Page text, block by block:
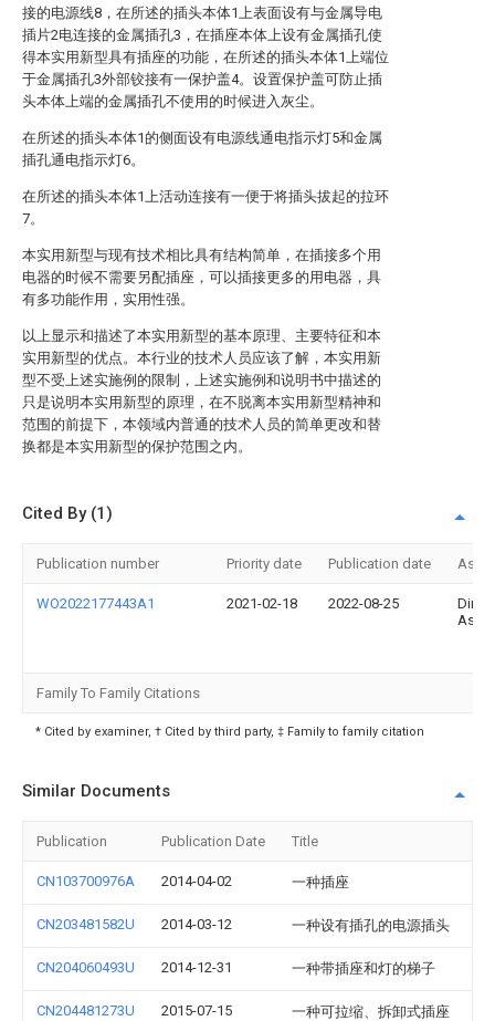
接的电源线8，在所述的插头本体1上表面设有与金属导电
插片2电连接的金属插孔3，在插座本体上设有金属插孔使
得本实用新型具有插座的功能，在所述的插头本体1上端位
于金属插孔3外部铰接有一保护盖4。设置保护盖可防止插
头本体上端的金属插孔不使用的时候进入灰尘。
在所述的插头本体1的侧面设有电源线通电指示灯5和金属
插孔通电指示灯6。
在所述的插头本体1上活动连接有一便于将插头拔起的拉环
7。
本实用新型与现有技术相比具有结构简单，在插接多个用
电器的时候不需要另配插座，可以插接更多的用电器，具
有多功能作用，实用性强。
以上显示和描述了本实用新型的基本原理、主要特征和本
实用新型的优点。本行业的技术人员应该了解，本实用新
型不受上述实施例的限制，上述实施例和说明书中描述的
只是说明本实用新型的原理，在不脱离本实用新型精神和
范围的前提下，本领域内普通的技术人员的简单更改和替
换都是本实用新型的保护范围之内。
Cited By (1)
Publication number Priority date Publication date
WO2022177443A1 2021-02-18 2022-08-25
As
Family To Family Citations
* Cited by examiner, † Cited by third party, ‡ Family to family citation
Similar Documents
Publication Publication Date Title
CN103700976A 2014-04-02 一种插座
CN203481582U 2014-03-12 一种设有插孔的电源插头
CN204060493U 2014-12-31 一种带插座和灯的梯子
CN204481273U 2015-07-15 一种可拉缩、拆卸式插座